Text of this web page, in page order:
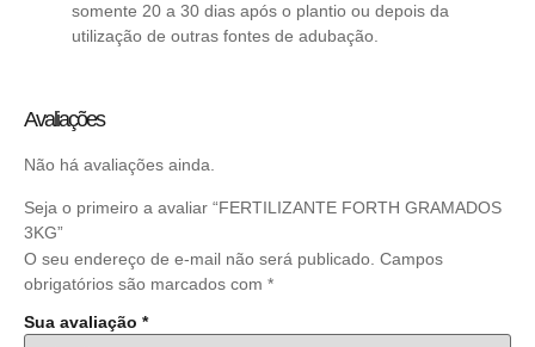
somente 20 a 30 dias após o plantio ou depois da
utilização de outras fontes de adubação.
Avaliações
Não há avaliações ainda.
Seja o primeiro a avaliar “FERTILIZANTE FORTH GRAMADOS
3KG”
O seu endereço de e-mail não será publicado. Campos
obrigatórios são marcados com *
Sua avaliação *